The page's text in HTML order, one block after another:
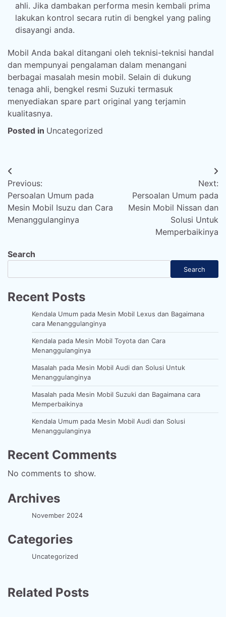
ahli. Jika dambakan performa mesin kembali prima
lakukan kontrol secara rutin di bengkel yang paling
disayangi anda.
Mobil Anda bakal ditangani oleh teknisi-teknisi handal
dan mempunyai pengalaman dalam menangani
berbagai masalah mesin mobil. Selain di dukung
tenaga ahli, bengkel resmi Suzuki termasuk
menyediakan spare part original yang terjamin
kualitasnya.
Posted in Uncategorized
Post
navigation
Previous:
Persoalan Umum pada
Mesin Mobil Isuzu dan Cara
Menanggulanginya
Next:
Persoalan Umum pada
Mesin Mobil Nissan dan
Solusi Untuk
Memperbaikinya
Search
Search
Recent Posts
Kendala Umum pada Mesin Mobil Lexus dan Bagaimana
cara Menanggulanginya
Kendala pada Mesin Mobil Toyota dan Cara
Menanggulanginya
Masalah pada Mesin Mobil Audi dan Solusi Untuk
Menanggulanginya
Masalah pada Mesin Mobil Suzuki dan Bagaimana cara
Memperbaikinya
Kendala Umum pada Mesin Mobil Audi dan Solusi
Menanggulanginya
Recent Comments
No comments to show.
Archives
November 2024
Categories
Uncategorized
Related Posts